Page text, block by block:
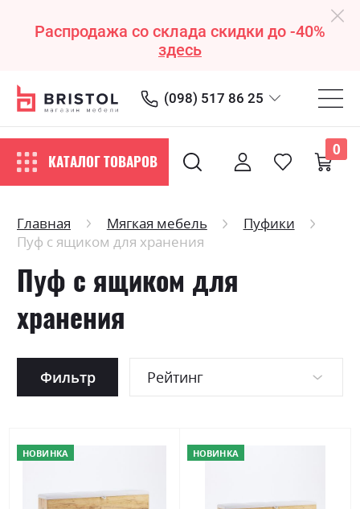
Распродажа со склада скидки до -40%
здесь
(098) 517 86 25
КАТАЛОГ ТОВАРОВ
0
Главная Мягкая мебель
Пуфики
Пуф с ящиком для хранения
Пуф с ящиком для
хранения
Фильтр Рейтинг
НОВИНКА НОВИНКА